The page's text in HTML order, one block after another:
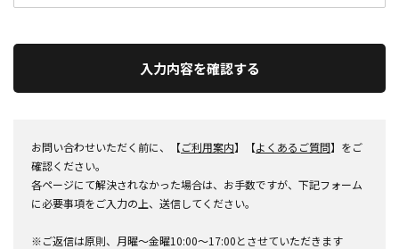
入力内容を確認する
お問い合わせいただく前に、【ご利用案内】【よくあるご質問】をご
確認ください。
各ページにて解決されなかった場合は、お手数ですが、下記フォーム
に必要事項をご入力の上、送信してください。
※ご返信は原則、月曜～金曜10:00～17:00とさせていただきます